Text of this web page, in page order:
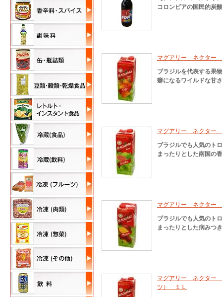
コロンビアの国民的炭
マグアリー ネクタ
ブラジルを代表する果
癖になるワイルドな甘
マグアリー ネクタ
ブラジルでも人気のト
まったりとした南国の
マグアリー ネクタ
ブラジルでも人気のト
まったりとした病みつ
マグアリー ネクター
ツ） １Ｌ